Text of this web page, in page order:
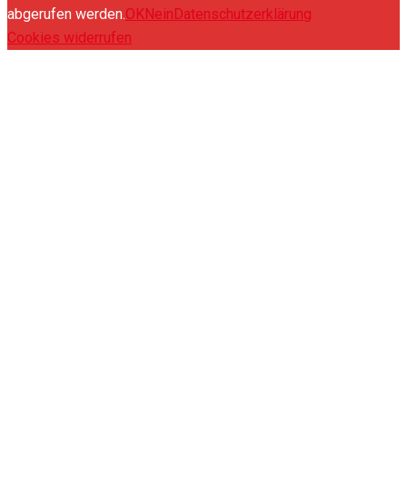
abgerufen werden.OKNeinDatenschutzerklärung
Cookies widerrufen